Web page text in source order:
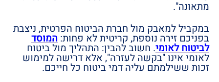
מתאונה".
במקביל למאבק מול חברת הביטוח הפרטית, ניצבת
בפניכם זירה נוספת, קריטית לא פחות: המוסד
לביטוח לאומי. חשוב להבין: התהליך מול ביטוח
לאומי אינו "בקשה לעזרה", אלא דרישה למימוש
זכות ששילמתם עליה דמי ביטוח כל חייכם.